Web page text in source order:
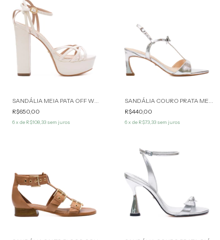
R$650,00
6x de R$108,33 sem juros
R$440,00
6x de R$73,33 sem juros